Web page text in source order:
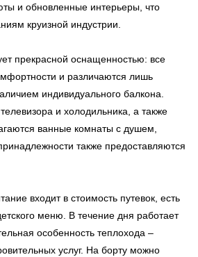
и обновленные интерьеры, что
круизной индустрии.
прекрасной оснащенностью: все
и различаются лишь
индивидуального балкона.
и холодильника, а также
ванные комнаты с душем,
также предоставляются
входит в стоимость путевок, есть
меню. В течение дня работает
особенность теплохода –
услуг. На борту можно